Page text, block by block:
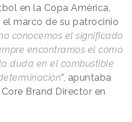
en la Copa América,
el marco de su patrocinio
conocemos el significado
encontramos el cómo
duda en el combustible
”, apuntaba
Brand Director en